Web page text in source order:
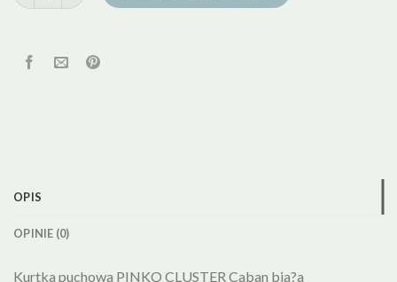
OPIS
OPINIE (0)
Kurtka puchowa PINKO CLUSTER Caban bia?a